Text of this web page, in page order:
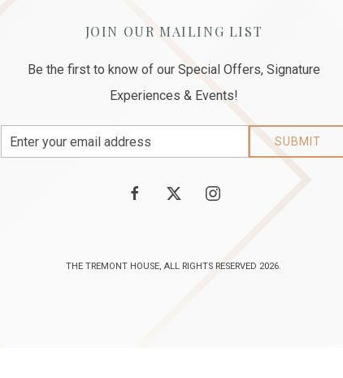
JOIN OUR MAILING LIST
Be the first to know of our Special Offers, Signature
Experiences & Events!
Email
Address
SUBMIT
facebooktwitter instagram
THE TREMONT HOUSE, ALL RIGHTS RESERVED 2026.